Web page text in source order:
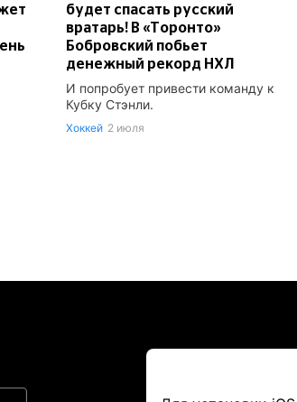
будет спасать русский
вратарь! В «Торонто»
Бобровский побьет
денежный рекорд НХЛ
И попробует привести команду к
Кубку Стэнли.
Хоккей 2 июля